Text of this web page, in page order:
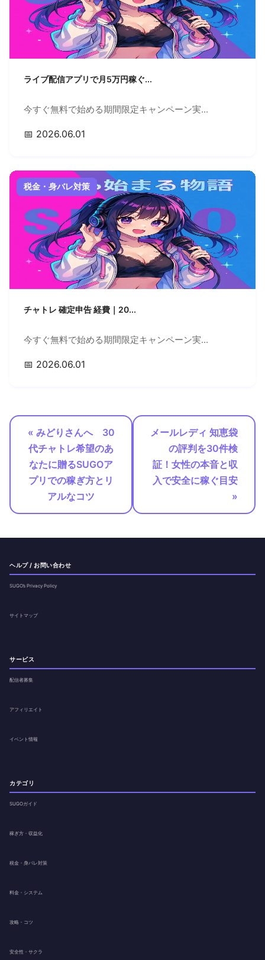
ライブ配信アプリで月5万円稼ぐ...
今すぐ無料で始める期間限定キャンペーン実...
📅 2026.06.01
税金・身バレ対策
チャトレ 確定申告 経費｜20...
今すぐ無料で始める期間限定キャンペーン実...
📅 2026.06.01
« みどりさんへ 30
代チャトレ希望のあ
なたに贈るSUGOア
プリでの稼ぎ方とリ
アルなコツ
メールレディ 知恵袋
の評判を30件検
証！女性の本音と収
入で安全に稼ぐ目安
»
ヘルプ / お問い合わせ
SUGO’s Privacy Policy
サイトマップ
サービス
配信者募集
アフィリエイト
イベント情報
カテゴリ
SUGOガイド
稼ぎ方・収益化
税金・身バレ対策
料金・システム
攻略・コツ
安全性・サクラ